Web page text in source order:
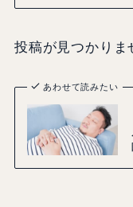
投稿が見つかりま
あわせて読みたい